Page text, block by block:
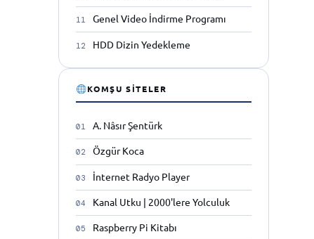
Genel Video İndirme Programı
HDD Dizin Yedekleme
KOMŞU SITELER
A. Nâsır Şentürk
Özgür Koca
İnternet Radyo Player
Kanal Utku | 2000'lere Yolculuk
Raspberry Pi Kitabı